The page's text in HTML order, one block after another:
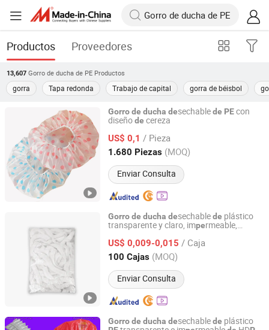
Productos Proveedores
13,607 Gorro de ducha de PE Productos
gorra Tapa redonda Trabajo de capital gorra de béisbol
Gorrode ducha desechablede PEcon
diseñode cereza
US$ 0,1 / Pieza
1.680 Piezas (MOQ)
Enviar Consulta
WuHan LanYuan Protective Co., Ltd.
Hubei, China Desde 2015
Gorrode ducha desechablede plástico
transparente y claro, impermeable,
US$ 0,009-0,015 / Caja
100 Cajas (MOQ)
Enviar Consulta
WuHan LanYuan Protective Co., Ltd.
Hubei, China Desde 2015
Gorrode ducha desechablede plástico